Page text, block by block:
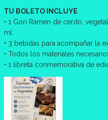
TU BOLETO INCLUYE
• 1 Gori Ramen de cerdo,
ml.
• 3 bebidas para acompañar la
• Todos los materiales
• 1 libreta conmemorativa de